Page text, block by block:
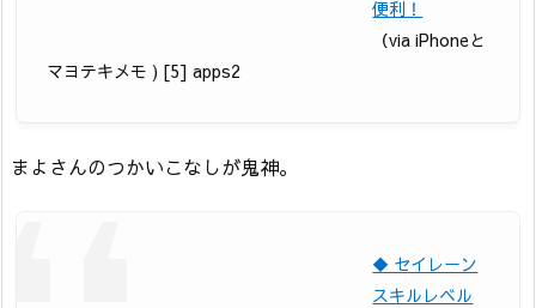
便利！
（via iPhoneと
マヨテキメモ ) [5] apps2
まよさんのつかいこなしが鬼神。
◆ セイレーン
スキルレベル